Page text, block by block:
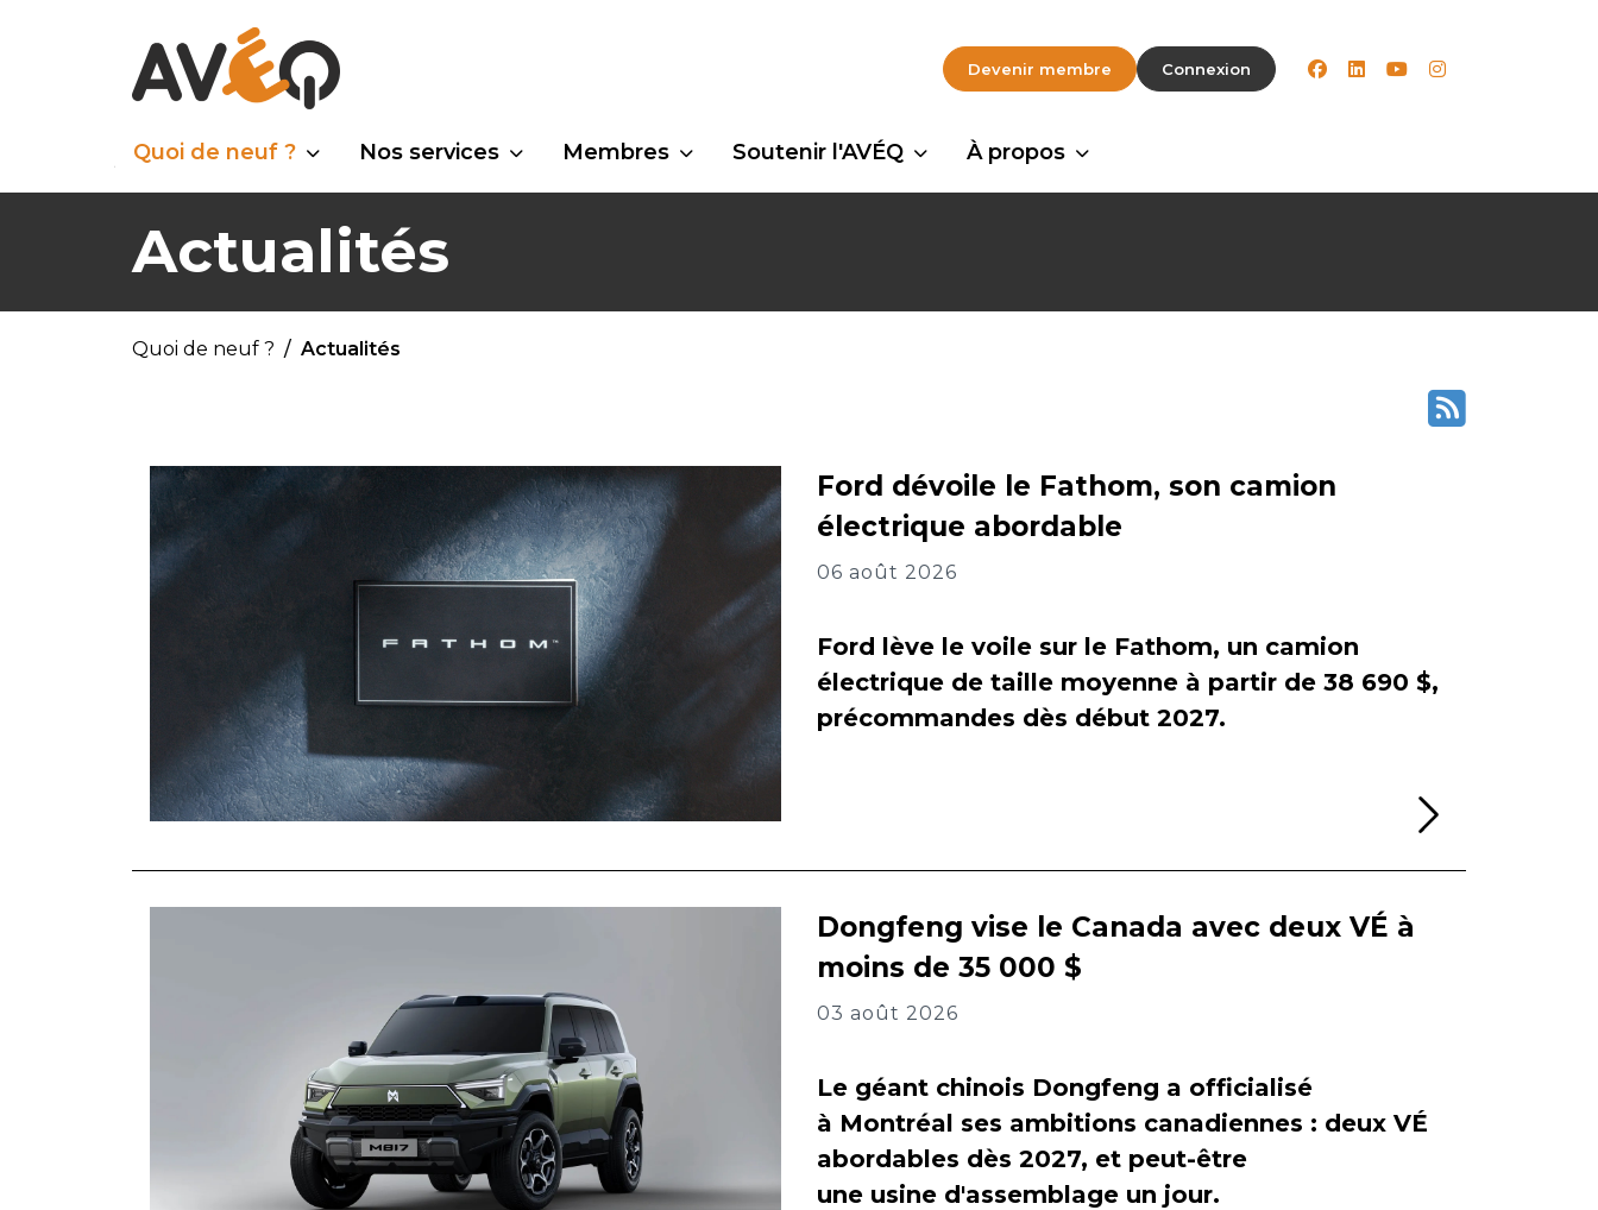
Devenir membre Connexion facebook
linkedinyoutubeinstagram
Quoi de neuf ? Nos services Membres Soutenir l'AVÉQ À propos
Actualités
Quoi de neuf ? Actualités
Ford dévoile le Fathom, son camion
électrique abordable
06 août 2026
Ford lève le voile sur le Fathom, un camion
électrique de taille moyenne à partir de 38 690 $,
précommandes dès début 2027.
Dongfeng vise le Canada avec deux VÉ à
moins de 35 000 $
03 août 2026
Le géant chinois Dongfeng a officialisé
à Montréal ses ambitions canadiennes : deux VÉ
abordables dès 2027, et peut-être
une usine d'assemblage un jour.